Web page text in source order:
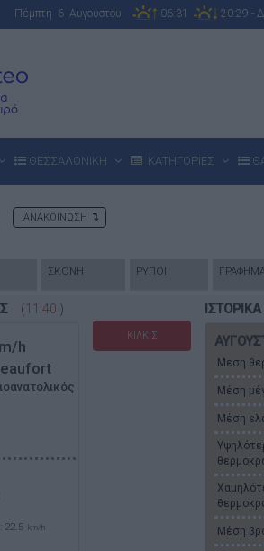
Πέμπτη 6 Αυγούστου 06:31 20:29 -
ΘΕΣΣΑΛΟΝΙΚΗ ΚΑΤΗΓΟΡΙΕΣ
ΑΝΑΚΟΙΝΩΣΗ
ΣΚΟΝΗ ΡΥΠΟΙ
(11:40 )
h
22.5 km/h
ΚΙΛΚΙΣ
Μεση
Μέση
Μέση
Μέση